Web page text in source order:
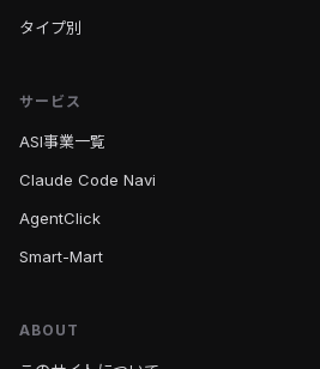
タイプ別
サービス
ASI事業一覧
Claude Code Navi
AgentClick
Smart-Mart
ABOUT